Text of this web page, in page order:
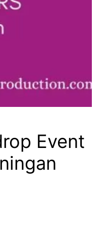
Event